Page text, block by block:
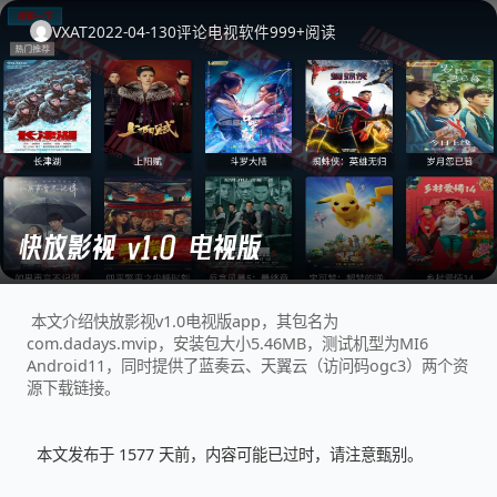
VXAT2022-04-130评论电视软件999+阅读
快放影视 v1.0 电视版
本文介绍快放影视v1.0电视版app，其包名为
com.dadays.mvip，安装包大小5.46MB，测试机型为MI6
Android11，同时提供了蓝奏云、天翼云（访问码ogc3）两个资
源下载链接。
本文发布于 1577 天前，内容可能已过时，请注意甄别。